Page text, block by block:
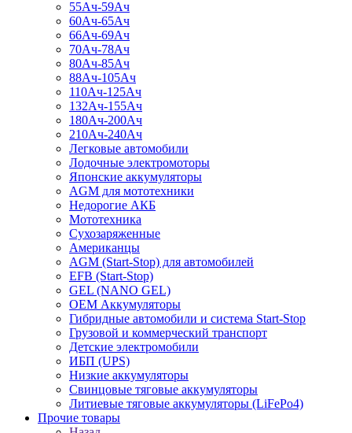
55Ач-59Ач
60Ач-65Ач
66Ач-69Ач
70Ач-78Ач
80Ач-85Ач
88Ач-105Ач
110Ач-125Ач
132Ач-155Ач
180Ач-200Ач
210Ач-240Ач
Легковые автомобили
Лодочные электромоторы
Японские аккумуляторы
AGM для мототехники
Недорогие АКБ
Мототехника
Сухозаряженные
Американцы
AGM (Start-Stop) для автомобилей
EFB (Start-Stop)
GEL (NANO GEL)
OEM Аккумуляторы
Гибридные автомобили и система Start-Stop
Грузовой и коммерческий транспорт
Детские электромобили
ИБП (UPS)
Низкие аккумуляторы
Свинцовые тяговые аккумуляторы
Литиевые тяговые аккумуляторы (LiFePo4)
Прочие товары